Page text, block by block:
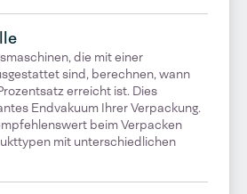
die mit einer
sind, berechnen, wann
erreicht ist. Dies
Endvakuum Ihrer Verpackung.
beim Verpacken
mit unterschiedlichen